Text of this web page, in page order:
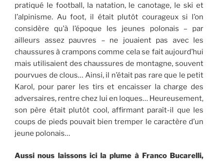
pratiqué le football, la natation, le canotage, le ski et
l’alpinisme. Au foot, il était plutôt courageux si l’on
considère qu’à l’époque les jeunes polonais – par
ailleurs assez pauvres – ne jouaient pas avec les
chaussures à crampons comme cela se fait aujourd’hui
mais utilisaient des chaussures de montagne, souvent
pourvues de clous… Ainsi, il n’était pas rare que le petit
Karol, pour parer les tirs et encaisser la charge des
adversaires, rentre chez lui en loques… Heureusement,
son père était plutôt cool, affirmant paraît-il que les
coups de pieds pouvait bien tremper le caractère d’un
jeune polonais…
Aussi nous laissons ici la plume à Franco Bucarelli,